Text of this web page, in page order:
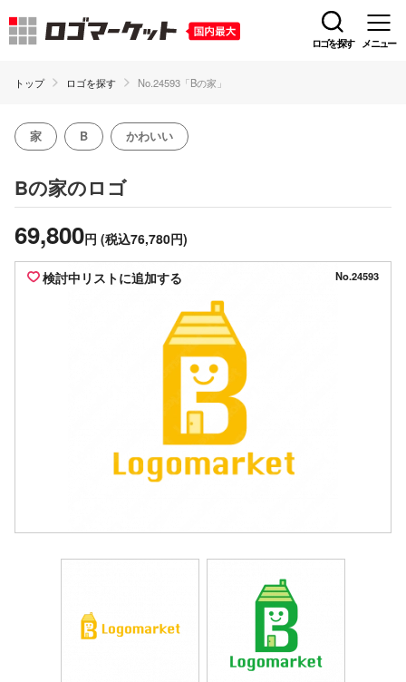
ロゴを探す メニュー
トップ ロゴを探す No.24593「Bの家」
家 B かわいい
Bの家のロゴ
69,800円 (税込76,780円)
検討中リストに追加する No.24593